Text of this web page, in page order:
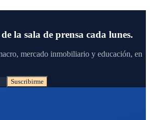
la sala de prensa cada lunes.
mercado inmobiliario y educación, en
Suscribirme